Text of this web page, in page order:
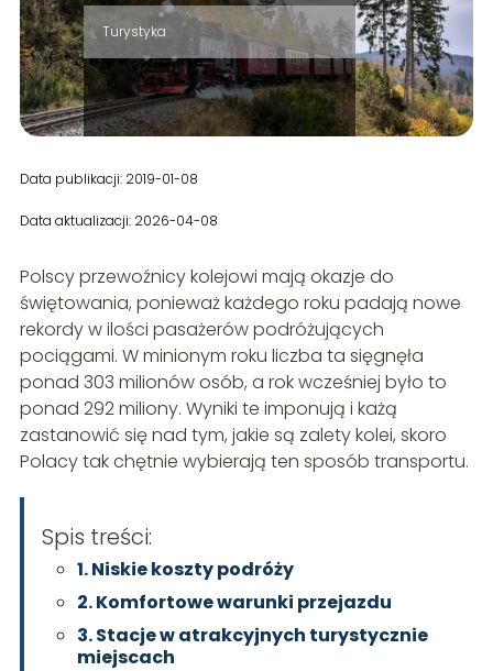
Turystyka
Data publikacji: 2019-01-08
Data aktualizacji: 2026-04-08
Polscy przewoźnicy kolejowi mają okazje do
świętowania, ponieważ każdego roku padają nowe
rekordy w ilości pasażerów podróżujących
pociągami. W minionym roku liczba ta sięgnęła
ponad 303 milionów osób, a rok wcześniej było to
ponad 292 miliony. Wyniki te imponują i każą
zastanowić się nad tym, jakie są zalety kolei, skoro
Polacy tak chętnie wybierają ten sposób transportu.
Spis treści:
1. Niskie koszty podróży
2. Komfortowe warunki przejazdu
3. Stacje w atrakcyjnych turystycznie
miejscach